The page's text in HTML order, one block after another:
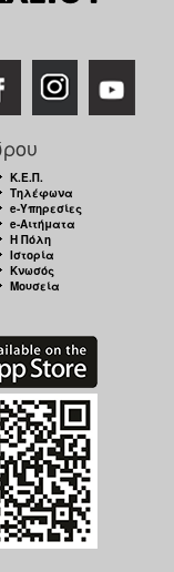
Κ.Ε.Π.
Τηλέφωνα
e-Υπηρεσίες
e-Αιτήματα
Η Πόλη
Ιστορία
Κνωσός
Μουσεία